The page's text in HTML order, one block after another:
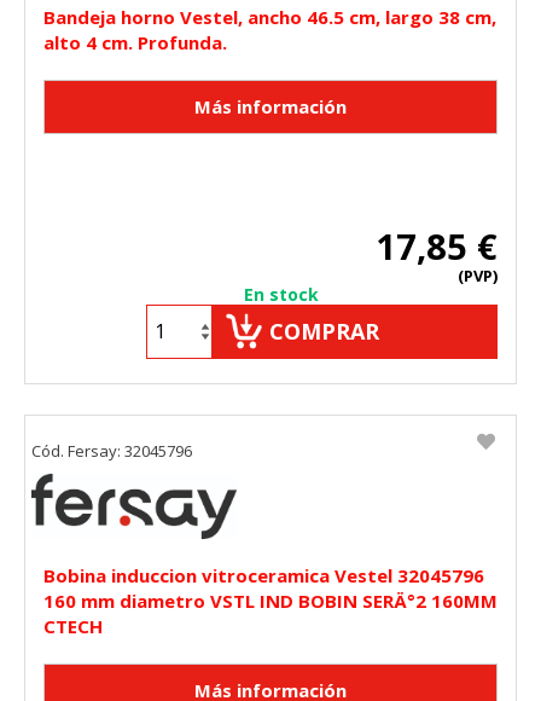
Bandeja horno Vestel, ancho 46.5 cm, largo 38 cm,
alto 4 cm. Profunda.
17,85 €
(PVP)
En stock
COMPRAR
Bobina induccion vitroceramica Vestel 32045796
160 mm diametro VSTL IND BOBIN SERÄ°2 160MM
CTECH
Cód. Fersay: 32045796